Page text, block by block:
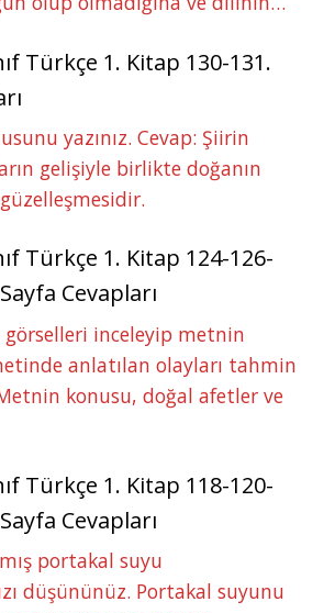
Türkçe 1. Kitap 130-131.
yazınız. Cevap: Şiirin
gelişiyle birlikte doğanın
Türkçe 1. Kitap 124-126-
Cevapları
görselleri inceleyip metnin
anlatılan olayları tahmin
konusu, doğal afetler ve
Türkçe 1. Kitap 118-120-
Cevapları
portakal suyu
düşününüz. Portakal suyunu